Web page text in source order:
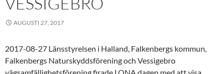
AUGUSTI 27, 2017
2017-08-27 Länsstyrelsen i Halland, Falkenbergs kommun,
Falkenbergs Naturskyddsförening och Vessigebro